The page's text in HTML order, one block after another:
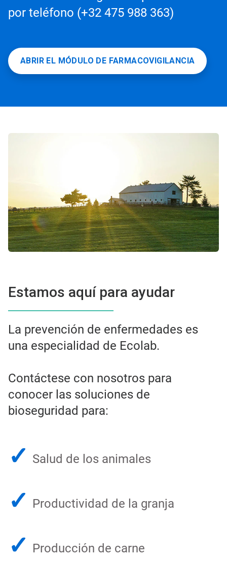
por teléfono (+32 475 988 363)
ABRIR EL MÓDULO DE FARMACOVIGILANCIA
Estamos aquí para ayudar
La prevención de enfermedades es
una especialidad de Ecolab.
Contáctese con nosotros para
conocer las soluciones de
bioseguridad para:
✓ Salud de los animales
✓ Productividad de la granja
✓ Producción de carne